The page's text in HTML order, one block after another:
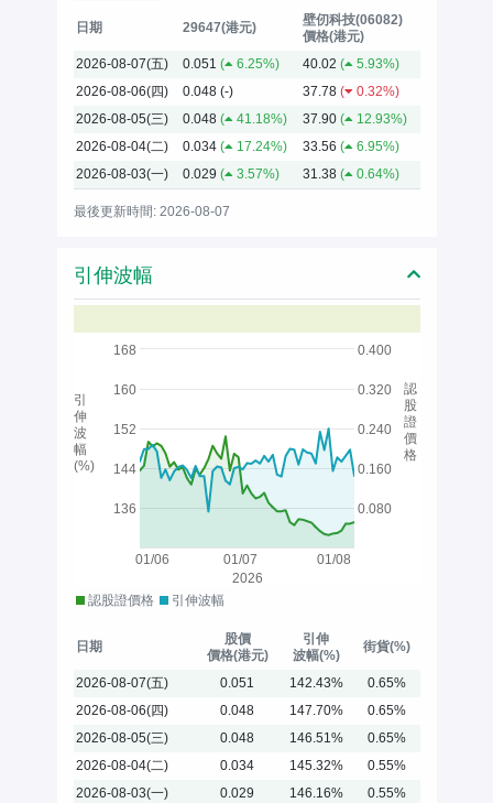
日期 29647(港元)
壁仞科技(06082)
價格(港元)
2026-08-07(五)
0.051 ( 6.25%) 40.02 (
5.93%)
2026-08-06(四)
0.048 (-) 37.78 (
0.32%)
2026-08-05(三)
0.048 ( 41.18%) 37.90 (
12.93%)
2026-08-04(二)
0.034 ( 17.24%) 33.56 (
6.95%)
2026-08-03(一)
0.029 ( 3.57%) 31.38 ( 0.64%)
最後更新時間: 2026-08-07
引伸波幅
01/06 01/07 01/08
136
144
152
160
168
0.080
0.160
0.240
0.320
0.400
2026
引
伸
波
幅
(%)
認
股
證
價
格
認股證價格 引伸波幅
日期
股價
價格(港元)
引伸
波幅(%)
街貨(%)
2026-08-07(五) 0.051 142.43%
0.65%
2026-08-06(四)
0.048 147.70%
0.65%
2026-08-05(三)
0.048 146.51%
0.65%
2026-08-04(二)
0.034 145.32%
0.55%
2026-08-03(一)
0.029 146.16% 0.55%